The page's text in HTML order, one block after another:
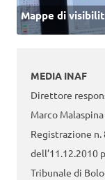
Mappe di
MEDIA INAF
Direttore
Marco Malaspina
Registrazione n.
dell’11.12.2010
Tribunale di